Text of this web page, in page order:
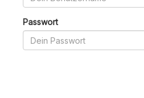
Passwort